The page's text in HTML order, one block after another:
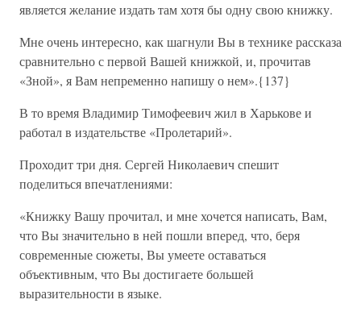
является желание издать там хотя бы одну свою книжку.
Мне очень интересно, как шагнули Вы в технике рассказа
сравнительно с первой Вашей книжкой, и, прочитав
«Зной», я Вам непременно напишу о нем».{137}
В то время Владимир Тимофеевич жил в Харькове и
работал в издательстве «Пролетарий».
Проходит три дня. Сергей Николаевич спешит
поделиться впечатлениями:
«Книжку Вашу прочитал, и мне хочется написать, Вам,
что Вы значительно в ней пошли вперед, что, беря
современные сюжеты, Вы умеете оставаться
объективным, что Вы достигаете большей
выразительности в языке.